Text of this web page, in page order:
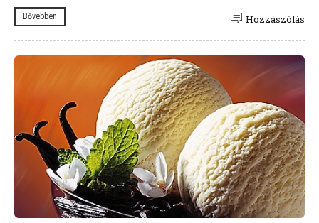
Bővebben Hozzászólás